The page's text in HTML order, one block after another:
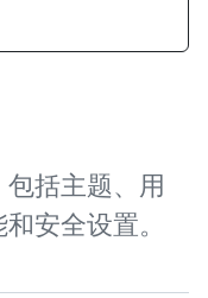
括主题、用
安全设置。